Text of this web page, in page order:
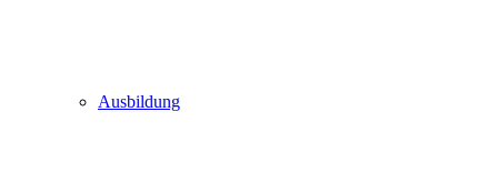
Ausbildung